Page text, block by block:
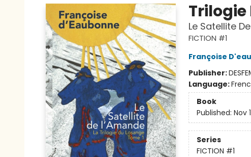
Trilogie
Le Satellite
FICTION #1
Françoise
Publisher:
Language:
Book
Published: Nov
Series
FICTION #1